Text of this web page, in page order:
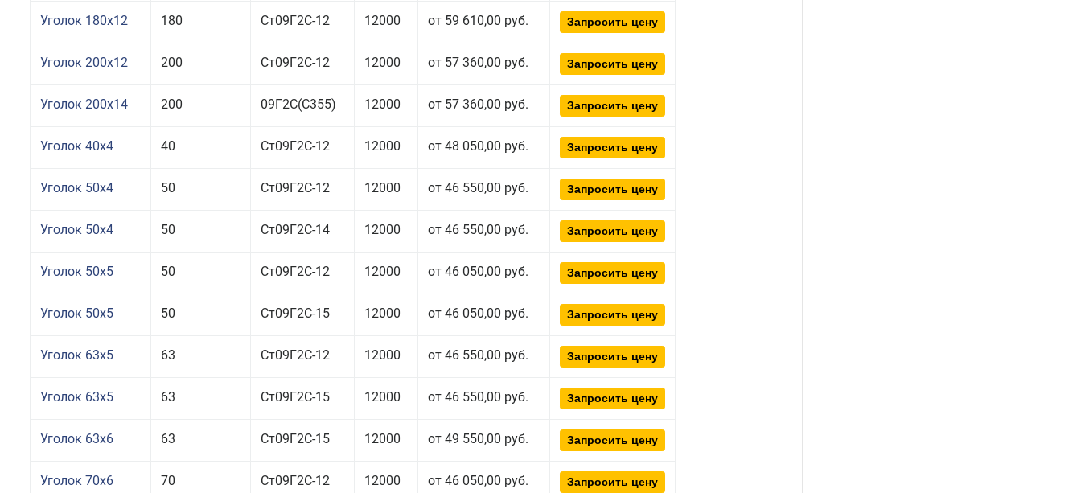
Уголок 180x12 180 Ст09Г2С-12 12000 от 59 610,00 руб. Запросить цену
Уголок 200x12 200 Ст09Г2С-12 12000 от 57 360,00 руб. Запросить цену
Уголок 200x14 200 09Г2С(С355) 12000 от 57 360,00 руб. Запросить цену
Уголок 40x4 40 Ст09Г2С-12 12000 от 48 050,00 руб. Запросить цену
Уголок 50x4 50 Ст09Г2С-12 12000 от 46 550,00 руб. Запросить цену
Уголок 50x4 50 Ст09Г2С-14 12000 от 46 550,00 руб. Запросить цену
Уголок 50x5 50 Ст09Г2С-12 12000 от 46 050,00 руб. Запросить цену
Уголок 50x5 50 Ст09Г2С-15 12000 от 46 050,00 руб. Запросить цену
Уголок 63x5 63 Ст09Г2С-12 12000 от 46 550,00 руб. Запросить цену
Уголок 63x5 63 Ст09Г2С-15 12000 от 46 550,00 руб. Запросить цену
Уголок 63x6 63 Ст09Г2С-15 12000 от 49 550,00 руб. Запросить цену
Уголок 70x6 70 Ст09Г2С-12 12000 от 46 050,00 руб. Запросить цену